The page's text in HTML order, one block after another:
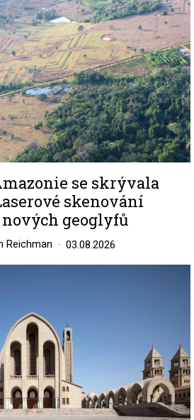
se skrývala
skenování
geoglyfů
Reichman 03.08.2026